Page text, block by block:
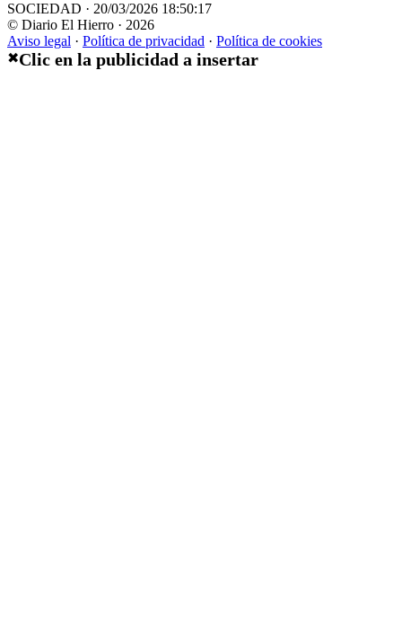
SOCIEDAD · 20/03/2026 18:50:17
© Diario El Hierro · 2026
Aviso legal · Política de privacidad · Política de cookies
✖Clic en la publicidad a insertar